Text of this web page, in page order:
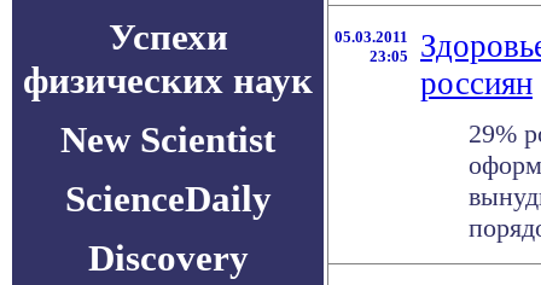
Успехи
физических наук
New Scientist
ScienceDaily
Discovery
05.03.2011
23:05
россиян
29%